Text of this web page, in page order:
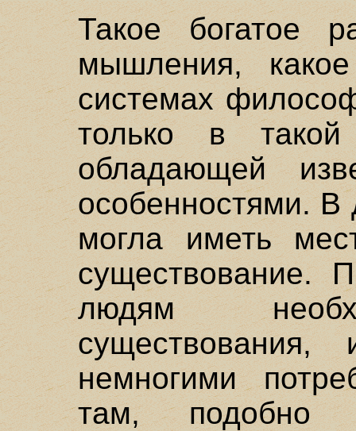
Такое богатое
мышления,
системах
только в
обладающей
особенностями.
могла иметь
существование.
людям
немногими
там, подобно